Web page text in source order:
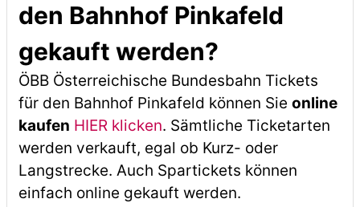
den Bahnhof Pinkafeld
gekauft werden?
ÖBB Österreichische Bundesbahn Tickets
für den Bahnhof Pinkafeld können Sie online
kaufen HIER klicken. Sämtliche Ticketarten
werden verkauft, egal ob Kurz- oder
Langstrecke. Auch Spartickets können
einfach online gekauft werden.